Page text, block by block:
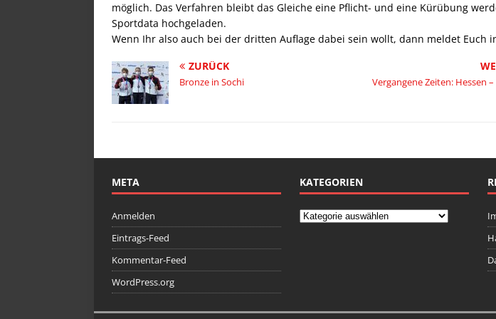
möglich. Das Verfahren bleibt das Gleiche eine Pflicht- und eine Kürübung
Sportdata hochgeladen.
Wenn Ihr also auch bei der dritten Auflage dabei sein wollt, dann meldet Euch
ZURÜCK
Bronze in Sochi Vergangene Zeiten: Hessen –
META
Anmelden
Eintrags-Feed
Kommentar-Feed
WordPress.org
KATEGORIEN